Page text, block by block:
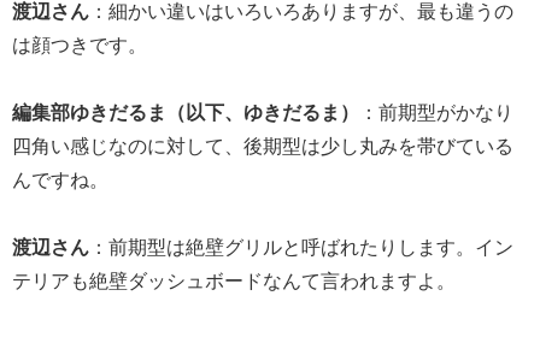
渡辺さん ：細かい違いはいろいろありますが、最も違うの
は顔つきです。
編集部ゆきだるま（以下、ゆきだるま）
：前期型がかなり
四角い感じなのに対して、後期型は少し丸みを帯びている
んですね。
渡辺さん ：前期型は絶壁グリルと呼ばれたりします。イン
テリアも絶壁ダッシュボードなんて言われますよ。